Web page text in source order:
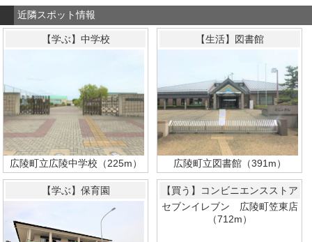
近隣スポット情報
【学ぶ】中学校
広陵町立広陵中学校（225m）
【生活】図書館
広陵町立図書館（391m）
【学ぶ】保育園
【買う】コンビニエンスストア
セブンイレブン 広陵町笠東店
（712m）